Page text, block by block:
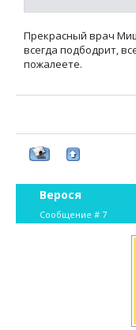
Прекрасный врач
всегда подбодрит,
пожалеете.
Верося
Сообщение # 7